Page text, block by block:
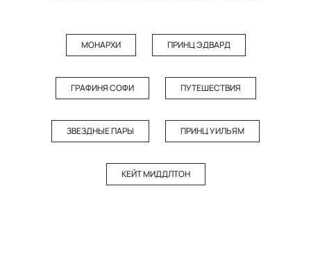
МОНАРХИ ПРИНЦ ЭДВАРД
ГРАФИНЯ СОФИ ПУТЕШЕСТВИЯ
ЗВЕЗДНЫЕ ПАРЫ ПРИНЦ УИЛЬЯМ
КЕЙТ МИДДЛТОН